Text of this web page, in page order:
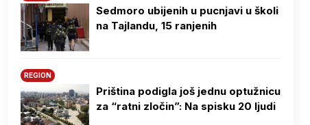
Sedmoro ubijenih u pucnjavi u školi
na Tajlandu, 15 ranjenih
REGION
Priština podigla još jednu optužnicu
za “ratni zločin”: Na spisku 20 ljudi